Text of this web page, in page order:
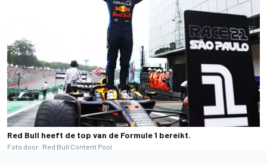
Red Bull heeft de top van de Formule 1 bereikt.
Foto door: Red Bull Content Pool